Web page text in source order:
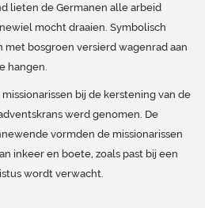
lieten de Germanen alle arbeid
mocht draaien. Symbolisch
bosgroen versierd wagenrad aan
hangen.
bij de kerstening van de
werd genomen. De
vormden de missionarissen
inkeer en boete, zoals past bij een
wordt verwacht.